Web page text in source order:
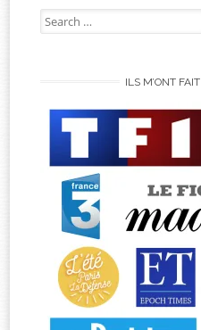
Search
for:
ILS M’ONT FAIT